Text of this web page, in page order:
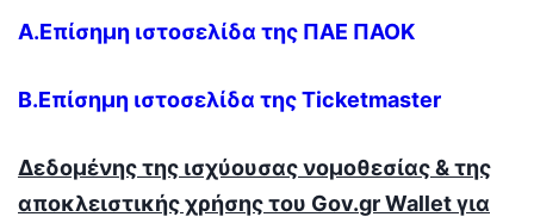
Α.Επίσημη ιστοσελίδα της ΠΑΕ ΠΑΟΚ
Β.Επίσημη ιστοσελίδα της Ticketmaster
Δεδομένης της ισχύουσας νομοθεσίας & της
αποκλειστικής χρήσης του Gov.grWalletγια